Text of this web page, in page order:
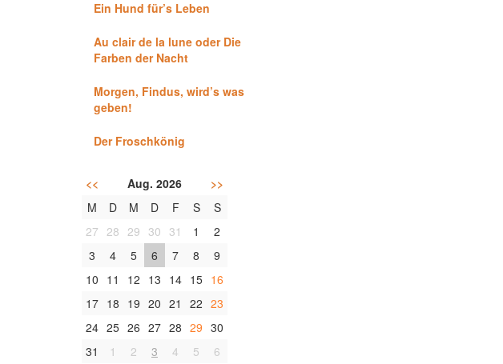
Ein Hund für’s Leben
Au clair de la lune oder Die
Farben der Nacht
Morgen, Findus, wird’s was
geben!
Der Froschkönig
<< Aug. 2026
>>
M
D M D F S
S
27 28 29 30 31 1
2
3
4 5 6 7 8
9
10 11 12 13 14 15 16
17 18 19 20 21 22 23
24 25 26 27 28 29 30
31
1 2 3 4 5 6